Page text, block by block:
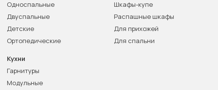
Односпальные
Двуспальные
Детские
Ортопедические
Шкафы-купе
Распашные шкафы
Для прихожей
Для спальни
Кухни
Гарнитуры
Модульные